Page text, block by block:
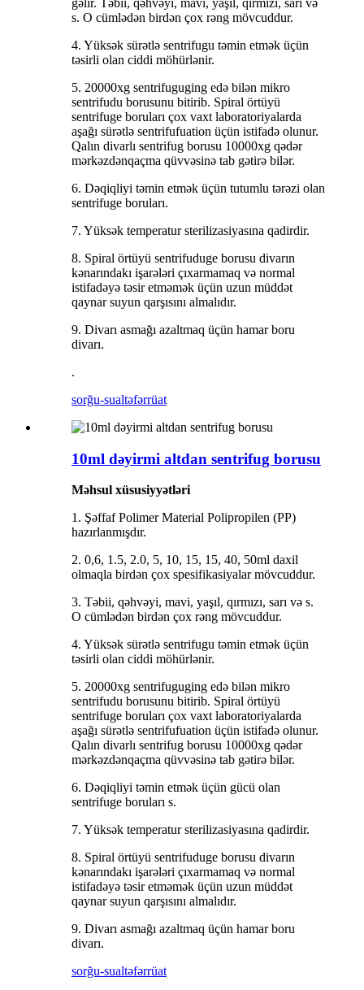
gəlir. Təbii, qəhvəyi, mavi, yaşıl, qırmızı, sarı və
s. O cümlədən birdən çox rəng mövcuddur.
4. Yüksək sürətlə sentrifugu təmin etmək üçün
təsirli olan ciddi möhürlənir.
5. 20000xg sentrifuguging edə bilən mikro
sentrifudu borusunu bitirib. Spiral örtüyü
sentrifuge boruları çox vaxt laboratoriyalarda
aşağı sürətlə sentrifufuation üçün istifadə olunur.
Qalın divarlı sentrifug borusu 10000xg qədər
mərkəzdənqaçma qüvvəsinə tab gətirə bilər.
6. Dəqiqliyi təmin etmək üçün tutumlu tərəzi olan
sentrifuge boruları.
7. Yüksək temperatur sterilizasiyasına qadirdir.
8. Spiral örtüyü sentrifuduge borusu divarın
kənarındakı işarələri çıxarmamaq və normal
istifadəyə təsir etməmək üçün uzun müddət
qaynar suyun qarşısını almalıdır.
9. Divarı asmağı azaltmaq üçün hamar boru
divarı.
.
sorğu-sualtəfərrüat
10ml dəyirmi altdan sentrifug borusu
Məhsul xüsusiyyətləri
1. Şəffaf Polimer Material Polipropilen (PP)
hazırlanmışdır.
2. 0,6, 1.5, 2.0, 5, 10, 15, 15, 40, 50ml daxil
olmaqla birdən çox spesifikasiyalar mövcuddur.
3. Təbii, qəhvəyi, mavi, yaşıl, qırmızı, sarı və s.
O cümlədən birdən çox rəng mövcuddur.
4. Yüksək sürətlə sentrifugu təmin etmək üçün
təsirli olan ciddi möhürlənir.
5. 20000xg sentrifuguging edə bilən mikro
sentrifudu borusunu bitirib. Spiral örtüyü
sentrifuge boruları çox vaxt laboratoriyalarda
aşağı sürətlə sentrifufuation üçün istifadə olunur.
Qalın divarlı sentrifug borusu 10000xg qədər
mərkəzdənqaçma qüvvəsinə tab gətirə bilər.
6. Dəqiqliyi təmin etmək üçün gücü olan
sentrifuge boruları s.
7. Yüksək temperatur sterilizasiyasına qadirdir.
8. Spiral örtüyü sentrifuduge borusu divarın
kənarındakı işarələri çıxarmamaq və normal
istifadəyə təsir etməmək üçün uzun müddət
qaynar suyun qarşısını almalıdır.
9. Divarı asmağı azaltmaq üçün hamar boru
divarı.
sorğu-sualtəfərrüat